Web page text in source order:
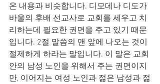
온 내용과 비슷합니다. 디모데나 디도가
바울의 후배 선교사로 교회를 세우고 치
리하는데 필요한 권면을 주고 있기 때문
입니다. 2절 말씀의 맨 앞에 나오는 것이
절제하게 하라는 말입니다. 이 말은 교회
안의 남성 노인을 위해서 주는 권면이지
만, 이어지는 여성 노인과 젊은 남성과 젊